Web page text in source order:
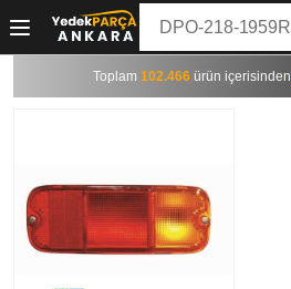
Toplam 102.466 ürün içerisinden